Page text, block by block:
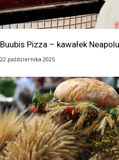
Buubis Pizza – kawałek
22 października 2025